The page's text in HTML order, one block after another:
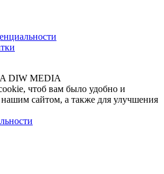
DIW MEDIA
чтоб вам было удобно и
нашим сайтом, а также для улучшения